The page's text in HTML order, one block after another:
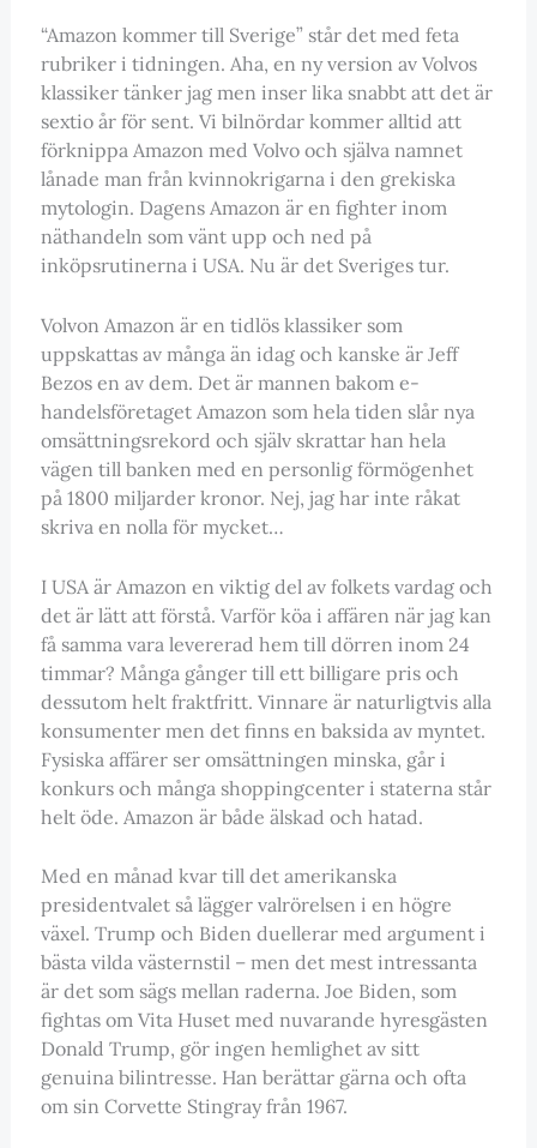
“Amazon kommer till Sverige” står det med feta
rubriker i tidningen. Aha, en ny version av Volvos
klassiker tänker jag men inser lika snabbt att det är
sextio år för sent. Vi bilnördar kommer alltid att
förknippa Amazon med Volvo och själva namnet
lånade man från kvinnokrigarna i den grekiska
mytologin. Dagens Amazon är en fighter inom
näthandeln som vänt upp och ned på
inköpsrutinerna i USA. Nu är det Sveriges tur.
Volvon Amazon är en tidlös klassiker som
uppskattas av många än idag och kanske är Jeff
Bezos en av dem. Det är mannen bakom e-
handelsföretaget Amazon som hela tiden slår nya
omsättningsrekord och själv skrattar han hela
vägen till banken med en personlig förmögenhet
på 1800 miljarder kronor. Nej, jag har inte råkat
skriva en nolla för mycket…
I USA är Amazon en viktig del av folkets vardag och
det är lätt att förstå. Varför köa i affären när jag kan
få samma vara levererad hem till dörren inom 24
timmar? Många gånger till ett billigare pris och
dessutom helt fraktfritt. Vinnare är naturligtvis alla
konsumenter men det finns en baksida av myntet.
Fysiska affärer ser omsättningen minska, går i
konkurs och många shoppingcenter i staterna står
helt öde. Amazon är både älskad och hatad.
Med en månad kvar till det amerikanska
presidentvalet så lägger valrörelsen i en högre
växel. Trump och Biden duellerar med argument i
bästa vilda västernstil – men det mest intressanta
är det som sägs mellan raderna. Joe Biden, som
fightas om Vita Huset med nuvarande hyresgästen
Donald Trump, gör ingen hemlighet av sitt
genuina bilintresse. Han berättar gärna och ofta
om sin Corvette Stingray från 1967.